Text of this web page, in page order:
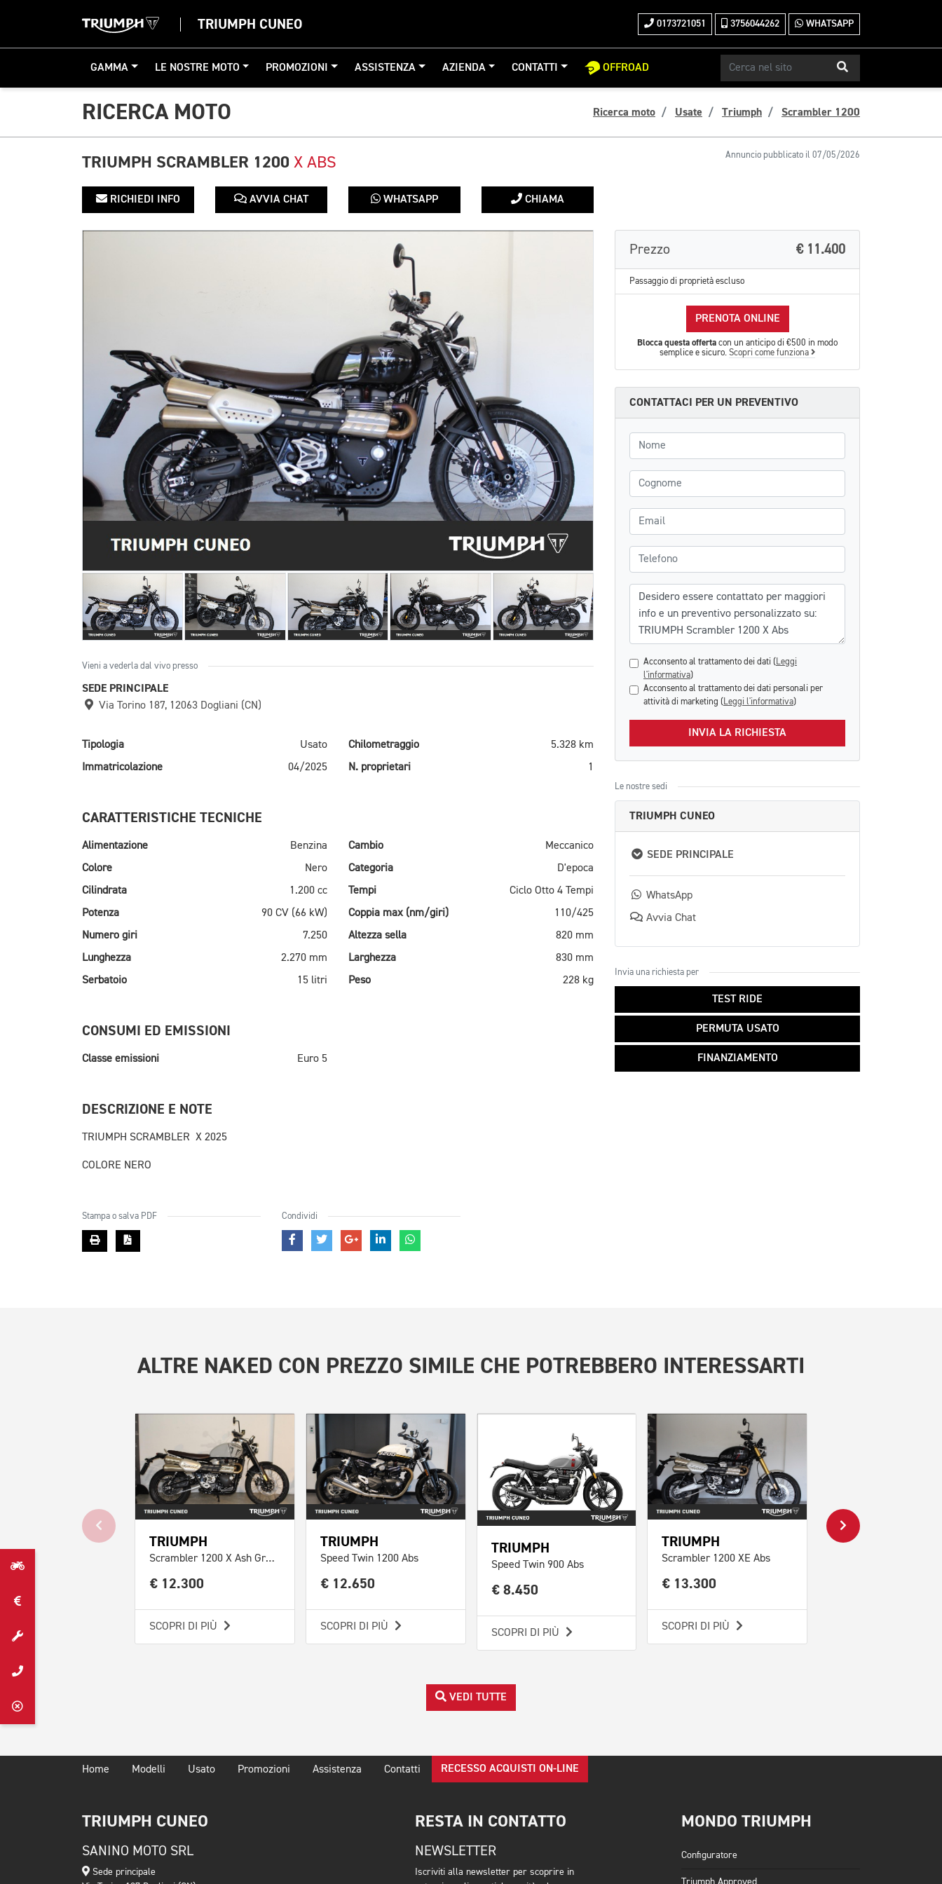
TRIUMPH CUNEO 0173721051 3756044262 WHATSAPP
GAMMA LE NOSTRE MOTO PROMOZIONI ASSISTENZA AZIENDA CONTATTI OFFROAD
RICERCA MOTO Ricerca moto Usate Triumph Scrambler 1200
Annuncio pubblicato il 07/05/2026
TRIUMPH SCRAMBLER 1200 X ABS
RICHIEDI INFO AVVIA CHAT WHATSAPP CHIAMA
Vieni a vederla dal vivo presso
SEDE PRINCIPALE
Via Torino 187, 12063 Dogliani (CN)
Tipologia Usato Chilometraggio
5.328 km
Immatricolazione
04/2025 N. proprietari 1
CARATTERISTICHE TECNICHE
Alimentazione Benzina Cambio
Meccanico
Colore
Nero Categoria
D'epoca
Cilindrata
1.200 cc Tempi
Ciclo Otto 4 Tempi
Potenza
90 CV (66 kW) Coppia max (nm/giri)
110/425
Numero giri
7.250 Altezza sella
820 mm
Lunghezza
2.270 mm Larghezza
830 mm
Serbatoio
15 litri Peso 228 kg
CONSUMI ED EMISSIONI
Classe emissioni Euro 5
DESCRIZIONE E NOTE
TRIUMPH SCRAMBLER X 2025
COLORE NERO
Prezzo € 11.400
Passaggio di proprietà escluso
PRENOTA ONLINE
Blocca questa offerta con un anticipo di €500 in modo
semplice e sicuro. Scopri come funziona
CONTATTACI PER UN PREVENTIVO
Nome
Cognome
Email
Telefono
Messaggio
Acconsento al trattamento dei dati ( Leggi
l'informativa)
Acconsento al trattamento dei dati personali per
attività di marketing ( Leggi l'informativa)
INVIA LA RICHIESTA
Le nostre sedi
TRIUMPH CUNEO
SEDE PRINCIPALE
WhatsApp
Avvia Chat
Invia una richiesta per
TEST RIDE
PERMUTA USATO
FINANZIAMENTO
Stampa o salva PDF Condividi
ALTRE NAKED CON PREZZO SIMILE CHE POTREBBERO INTERESSARTI
TRIUMPH
Scrambler 1200 X Ash Grey Abs
€ 12.300
SCOPRI DI PIÙ
TRIUMPH
Speed Twin 1200 Abs
€ 12.650
SCOPRI DI PIÙ
TRIUMPH
Speed Twin 900 Abs
€ 8.450
SCOPRI DI PIÙ
TRIUMPH
Scrambler 1200 XE Abs
€ 13.300
SCOPRI DI PIÙ
TRIUMPH
VEDI TUTTE
Home Modelli Usato Promozioni Assistenza Contatti RECESSO ACQUISTI ON-LINE
TRIUMPH CUNEO
SANINO MOTO SRL
Sede principale
RESTA IN CONTATTO
NEWSLETTER
Iscriviti alla newsletter per scoprire in
MONDO TRIUMPH
Configuratore
Triumph Approved